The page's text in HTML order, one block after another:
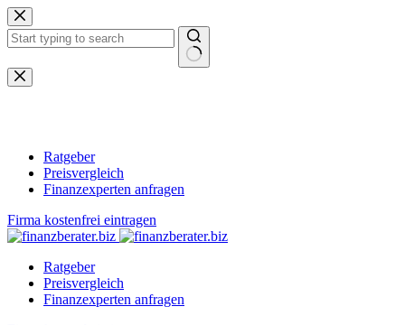
Zum
Inhalt
springen
Keine
Ergebnisse
Ratgeber
Preisvergleich
Finanzexperten anfragen
Firma kostenfrei eintragen
Ratgeber
Preisvergleich
Finanzexperten anfragen